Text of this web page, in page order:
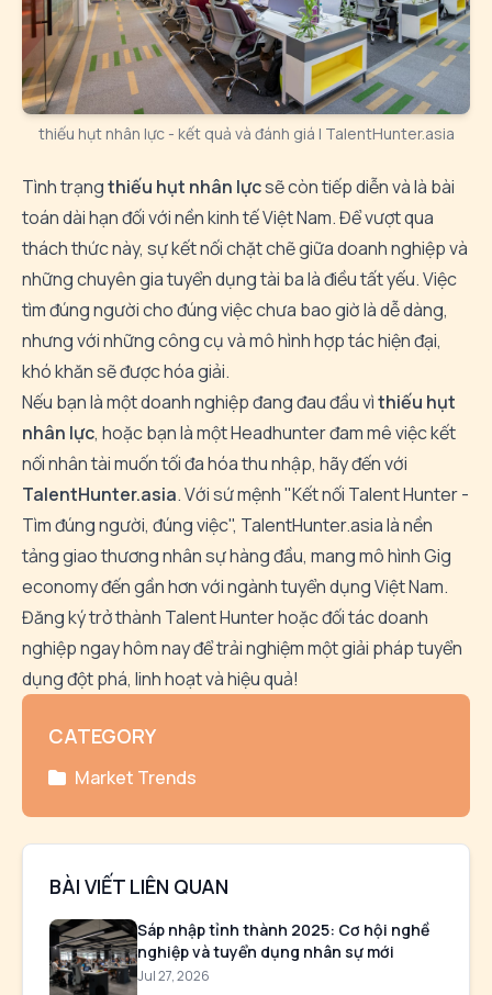
thiếu hụt nhân lực - kết quả và đánh giá | TalentHunter.asia
Tình trạngthiếu hụt nhân lựcsẽ còn tiếp diễn và là bài
toán dài hạn đối với nền kinh tế Việt Nam. Để vượt qua
thách thức này, sự kết nối chặt chẽ giữa doanh nghiệp và
những chuyên gia tuyển dụng tài ba là điều tất yếu. Việc
tìm đúng người cho đúng việc chưa bao giờ là dễ dàng,
nhưng với những công cụ và mô hình hợp tác hiện đại,
khó khăn sẽ được hóa giải.
Nếu bạn là một doanh nghiệp đang đau đầu vìthiếu hụt
nhân lực, hoặc bạn là một Headhunter đam mê việc kết
nối nhân tài muốn tối đa hóa thu nhập, hãy đến với
TalentHunter.asia. Với sứ mệnh "Kết nối Talent Hunter -
Tìm đúng người, đúng việc", TalentHunter.asialà nền
tảng giao thương nhân sự hàng đầu, mang mô hình Gig
economy đến gần hơn với ngành tuyển dụng Việt Nam.
Đăng ký trở thành Talent Hunter hoặc đối tác doanh
nghiệp ngay hôm nay để trải nghiệm một giải pháp tuyển
dụng đột phá, linh hoạt và hiệu quả!
CATEGORY
Market Trends
BÀI VIẾT LIÊN QUAN
Sáp nhập tỉnh thành 2025: Cơ hội nghề
nghiệp và tuyển dụng nhân sự mới
Jul 27, 2026